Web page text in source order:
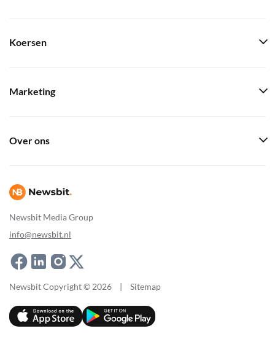
Newsbit Media Group
info@newsbit.nl
Koersen
Marketing
Over ons
Newsbit Copyright © 2026 | Sitemap